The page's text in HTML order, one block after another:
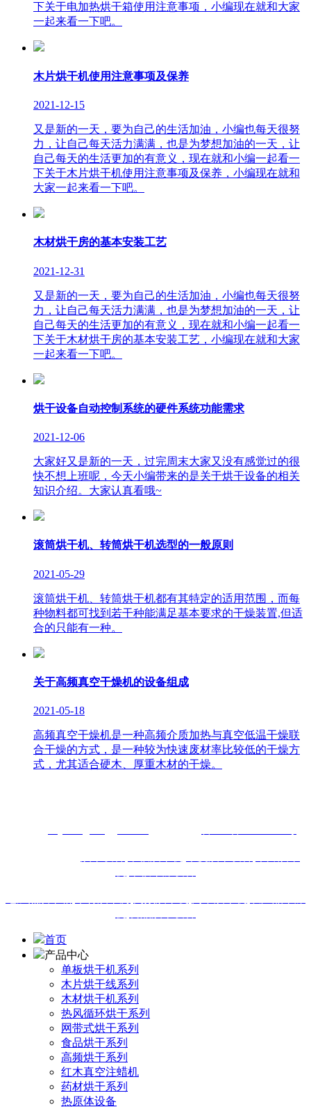
下关于电加热烘干箱使用注意事项，小编现在就和大家
一起来看一下吧。
木片烘干机使用注意事项及保养
2021-12-15
又是新的一天，要为自己的生活加油，小编也每天很努
力，让自己每天活力满满，也是为梦想加油的一天，让
自己每天的生活更加的有意义，现在就和小编一起看一
下关于木片烘干机使用注意事项及保养，小编现在就和
大家一起来看一下吧。
木材烘干房的基本安装工艺
2021-12-31
又是新的一天，要为自己的生活加油，小编也每天很努
力，让自己每天活力满满，也是为梦想加油的一天，让
自己每天的生活更加的有意义，现在就和小编一起看一
下关于木材烘干房的基本安装工艺，小编现在就和大家
一起来看一下吧。
烘干设备自动控制系统的硬件系统功能需求
2021-12-06
大家好又是新的一天，过完周末大家又没有感觉过的很
快不想上班呢，今天小编带来的是关于烘干设备的相关
知识介绍。大家认真看哦~
滚筒烘干机、转筒烘干机选型的一般原则
2021-05-29
滚筒烘干机、转筒烘干机都有其特定的适用范围，而每
种物料都可找到若干种能满足基本要求的干燥装置,但适
合的只能有一种。
关于高频真空干燥机的设备组成
2021-05-18
高频真空干燥机是一种高频介质加热与真空低温干燥联
合干燥的方式，是一种较为快速废材率比较低的干燥方
式，尤其适合硬木、厚重木材的干燥。
首页
产品中心
单板烘干机系列
木片烘干线系列
木材烘干机系列
热风循环烘干系列
网带式烘干系列
食品烘干系列
高频烘干系列
红木真空注蜡机
药材烘干系列
热原体设备